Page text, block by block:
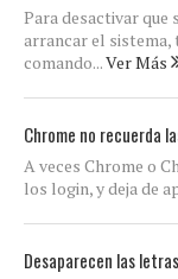
Para desactivar
arrancar el
comando...Ver Más
Chrome no recuerda
A veces Chrome o
los login, y deja de
Desaparecen las